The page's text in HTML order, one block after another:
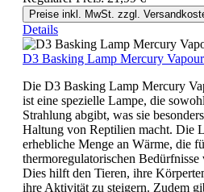
Preise inkl. MwSt. zzgl.
Details
D3 Basking Lamp Mercury Vapour
Die D3 Basking Lamp Mercury
ist eine spezielle Lampe, die
Strahlung abgibt, was sie
Haltung von Reptilien macht. Die
erhebliche Menge an Wärme, die
thermoregulatorischen
Dies hilft den Tieren, ihre
ihre Aktivität zu steigern. Zudem